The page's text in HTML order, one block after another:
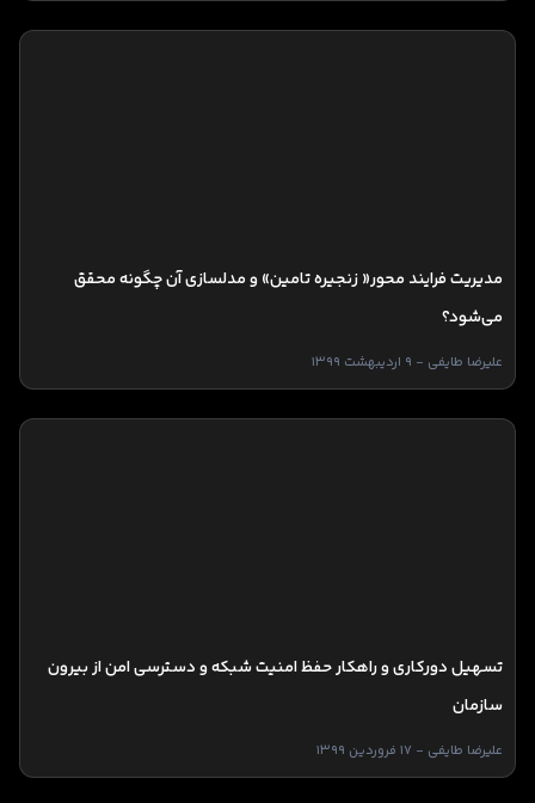
مدیریت فرایند محور« زنجیره تامین» و مدلسازی آن چگونه محقق
می‌شود؟
علیرضا طایفی - 9 اردیبهشت 1399
تسهیل دورکاری و راهکار حفظ امنیت شبکه و دسترسی امن از بیرون
سازمان
علیرضا طایفی - 17 فروردین 1399